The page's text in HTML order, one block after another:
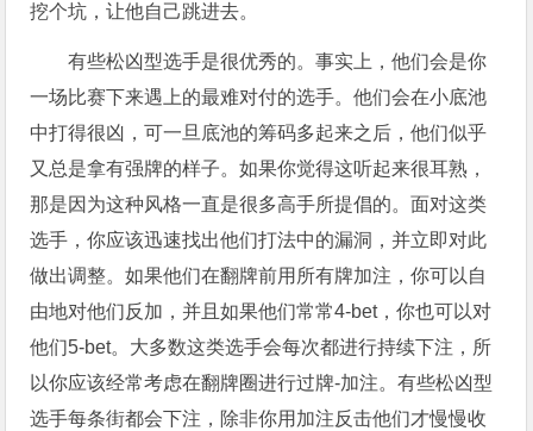
挖个坑，让他自己跳进去。
有些松凶型选手是很优秀的。事实上，他们会是你
一场比赛下来遇上的最难对付的选手。他们会在小底池
中打得很凶，可一旦底池的筹码多起来之后，他们似乎
又总是拿有强牌的样子。如果你觉得这听起来很耳熟，
那是因为这种风格一直是很多高手所提倡的。面对这类
选手，你应该迅速找出他们打法中的漏洞，并立即对此
做出调整。如果他们在翻牌前用所有牌加注，你可以自
由地对他们反加，并且如果他们常常4-bet，你也可以对
他们5-bet。大多数这类选手会每次都进行持续下注，所
以你应该经常考虑在翻牌圈进行过牌-加注。有些松凶型
选手每条街都会下注，除非你用加注反击他们才慢慢收